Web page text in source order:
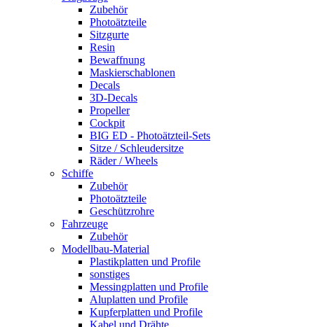
Zubehör
Photoätzteile
Sitzgurte
Resin
Bewaffnung
Maskierschablonen
Decals
3D-Decals
Propeller
Cockpit
BIG ED - Photoätzteil-Sets
Sitze / Schleudersitze
Räder / Wheels
Schiffe
Zubehör
Photoätzteile
Geschützrohre
Fahrzeuge
Zubehör
Modellbau-Material
Plastikplatten und Profile
sonstiges
Messingplatten und Profile
Aluplatten und Profile
Kupferplatten und Profile
Kabel und Drähte